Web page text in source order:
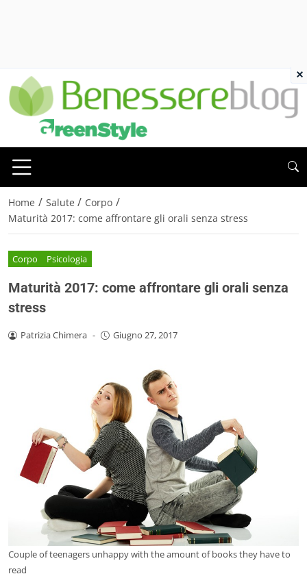
Home / Salute / Corpo /
Maturità 2017: come affrontare gli orali senza stress
Corpo Psicologia
Maturità 2017: come affrontare gli orali senza
stress
Patrizia Chimera - Giugno 27, 2017
Couple of teenagers unhappy with the amount of books they have to
read
×